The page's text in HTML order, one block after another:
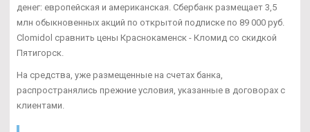
денег: европейская и американская. Сбербанк размещает 3,5
млн обыкновенных акций по открытой подписке по 89 000 руб.
Clomidol сравнить цены Краснокаменск - Кломид со скидкой
Пятигорск.
На средства, уже размещенные на счетах банка,
распространялись прежние условия, указанные в договорах с
клиентами.